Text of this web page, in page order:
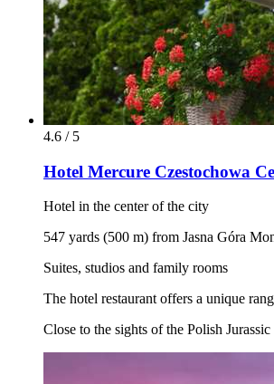
4.6 / 5
Hotel Mercure Czestochowa
Hotel in the center of the city
547 yards (500 m) from Jasna Góra
Suites, studios and family rooms
The hotel restaurant offers a unique
Close to the sights of the Polish